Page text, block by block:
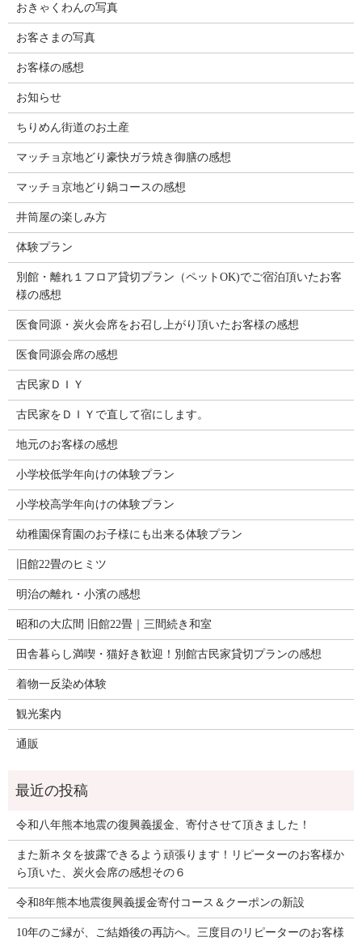
おきゃくわんの写真
お客さまの写真
お客様の感想
お知らせ
ちりめん街道のお土産
マッチョ京地どり豪快ガラ焼き御膳の感想
マッチョ京地どり鍋コースの感想
井筒屋の楽しみ方
体験プラン
別館・離れ１フロア貸切プラン（ペットOK)でご宿泊頂いたお客
様の感想
医食同源・炭火会席をお召し上がり頂いたお客様の感想
医食同源会席の感想
古民家ＤＩＹ
古民家をＤＩＹで直して宿にします。
地元のお客様の感想
小学校低学年向けの体験プラン
小学校高学年向けの体験プラン
幼稚園保育園のお子様にも出来る体験プラン
旧館22畳のヒミツ
明治の離れ・小濱の感想
昭和の大広間 旧館22畳｜三間続き和室
田舎暮らし満喫・猫好き歓迎！別館古民家貸切プランの感想
着物一反染め体験
観光案内
通販
令和八年熊本地震の復興義援金、寄付させて頂きました！
また新ネタを披露できるよう頑張ります！リピーターのお客様か
ら頂いた、炭火会席の感想その６
令和8年熊本地震復興義援金寄付コース＆クーポンの新設
10年のご縁が、ご結婚後の再訪へ。三度目のリピーターのお客様